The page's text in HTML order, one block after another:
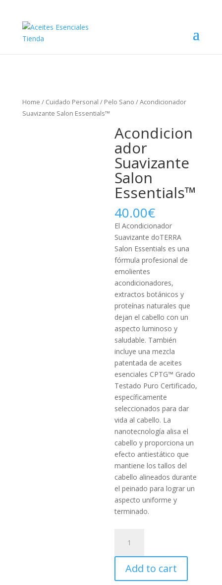
Home / Cuidado Personal / Pelo Sano / Acondicionador
Suavizante Salon Essentials™
Acondicion
ador
Suavizante
Salon
Essentials™
40.00€
El Acondicionador
Suavizante doTERRA
Salon Essentials es una
fórmula profesional de
emolientes
acondicionadores,
extractos botánicos y
proteínas naturales que
dejan el cabello con un
aspecto luminoso y
saludable. También
incluye una mezcla
patentada de aceites
esenciales CPTG™ Grado
Testado Puro Certificado,
específicamente
seleccionados para dar
vida al cabello. La
nanotecnología alisa el
cabello y proporciona un
efecto antiestático que
mantiene los tallos del
cabello alineados durante
el peinado para lograr un
aspecto uniforme y
terminado.
Suavizante
Salon
Essentials™
quantity
Add to cart